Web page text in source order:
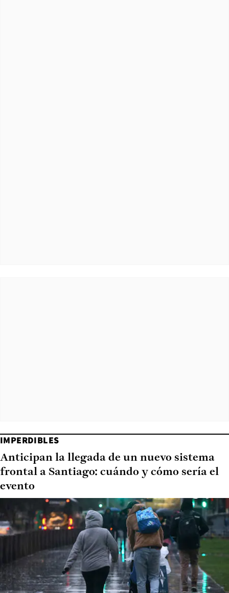
IMPERDIBLES
Anticipan la llegada de un nuevo sistema
frontal a Santiago: cuándo y cómo sería el
evento